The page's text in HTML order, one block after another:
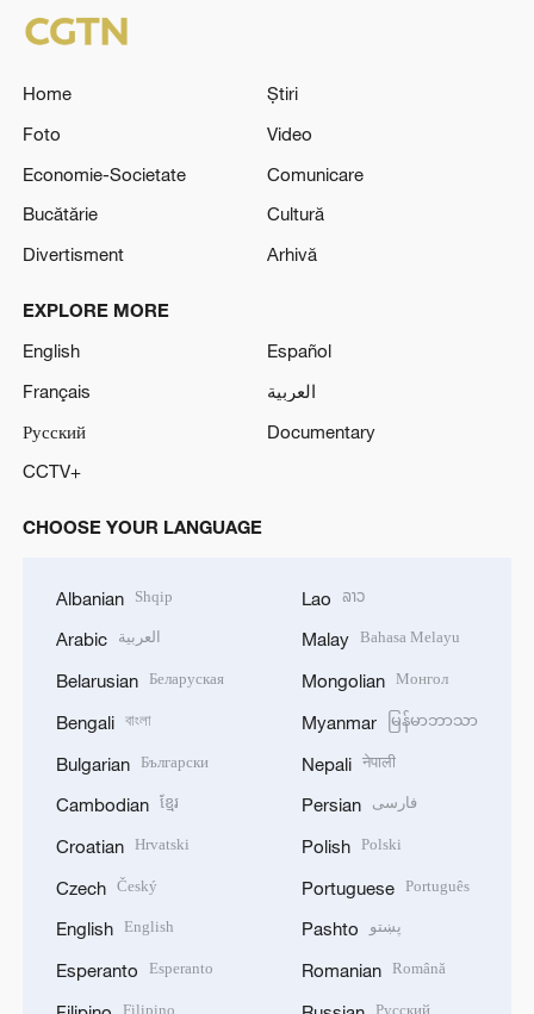
Home
Știri
Foto
Video
Economie-Societate
Comunicare
Bucătărie
Cultură
Divertisment
Arhivă
EXPLORE MORE
English
Español
Français
العربية
Русский
Documentary
CCTV+
CHOOSE YOUR LANGUAGE
Albanian Shqip
Arabic العربية
Belarusian Беларуская
Bengali বাংলা
Bulgarian Български
Cambodian ខ្មែរ
Croatian Hrvatski
Czech Český
English English
Esperanto Esperanto
Lao ລາວ
Malay Bahasa Melayu
Mongolian Монгол
Myanmar မြန်မာဘာသာ
Nepali नेपाली
Persian فارسی
Polish Polski
Portuguese Português
Pashto پښتو
Romanian Română